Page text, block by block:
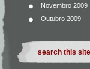
Novembro 2009
Outubro 2009